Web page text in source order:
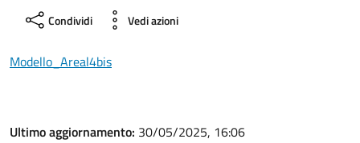
Condividi Vedi azioni
Modello_Areal4bis
Ultimo aggiornamento: 30/05/2025, 16:06